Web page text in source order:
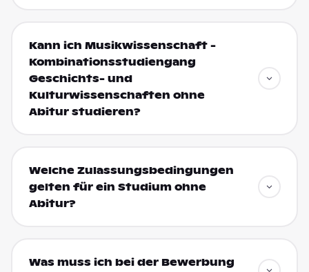
Kann ich Musikwissenschaft -
Kombinationsstudiengang
Geschichts- und
Kulturwissenschaften ohne
Abitur studieren?
Welche Zulassungsbedingungen
gelten für ein Studium ohne
Abitur?
Was muss ich bei der Bewerbung